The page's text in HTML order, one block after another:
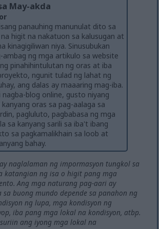
May-akda
panauhing manunulat dito sa
higit na nakatuon sa kalusugan at
kinagigiliwan niya. Sinusubukan
ambag ng mga artikulo sa website
pinahihintulutan ng oras at iba
ngunit tulad ng lahat ng
ang dalas ay maaaring mag-iba.
nagba-blog online, gusto niyang
kanyang oras sa pag-aalaga sa
pagluluto, pagbabasa ng mga
sa kanyang sarili sa iba't ibang
sa pagkamalikhain sa loob at
bahay.
naglalaman ng impormasyon tungkol sa
katangian ng isa o higit pang mga
Ang mga naturang pag-aari ay
buong mundo depende sa panahon ng
ng lupa, mga kondisyon ng
iba pang mga lokal na kondisyon, atbp.
ang iyong mga lokal na